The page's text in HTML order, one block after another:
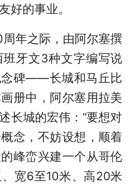
好的事业。
年之际，由阿尔塞撰
牙文3种文字编写说
念碑——长城和马丘比
册中，阿尔塞用拉美
长城的宏伟：“要想对
念，不妨设想，顺着
峰峦兴建一个从哥伦
宽6至10米、高20米